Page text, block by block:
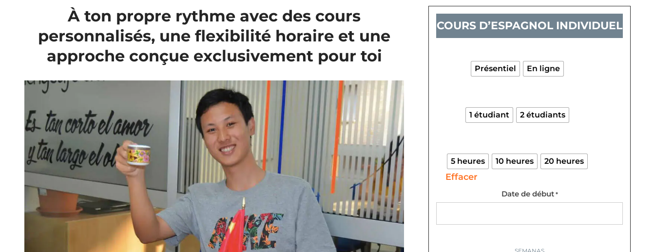
À ton propre rythme avec des cours
personnalisés, une flexibilité horaire et une
approche conçue exclusivement pour toi
COURS D’ESPAGNOL INDIVIDUEL
Présentiel En ligne
1 étudiant 2 étudiants
5 heures 10 heures 20 heures
Effacer
Date de début*
Cours